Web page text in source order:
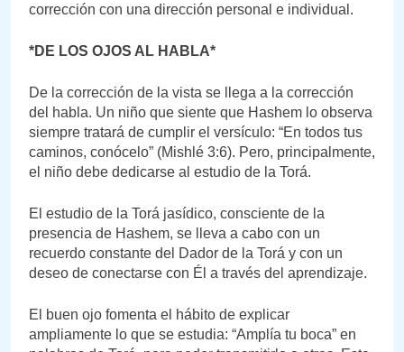
corrección con una dirección personal e individual.
*DE LOS OJOS AL HABLA*
De la corrección de la vista se llega a la corrección
del habla. Un niño que siente que Hashem lo observa
siempre tratará de cumplir el versículo: “En todos tus
caminos, conócelo” (Mishlé 3:6). Pero, principalmente,
el niño debe dedicarse al estudio de la Torá.
El estudio de la Torá jasídico, consciente de la
presencia de Hashem, se lleva a cabo con un
recuerdo constante del Dador de la Torá y con un
deseo de conectarse con Él a través del aprendizaje.
El buen ojo fomenta el hábito de explicar
ampliamente lo que se estudia: “Amplía tu boca” en